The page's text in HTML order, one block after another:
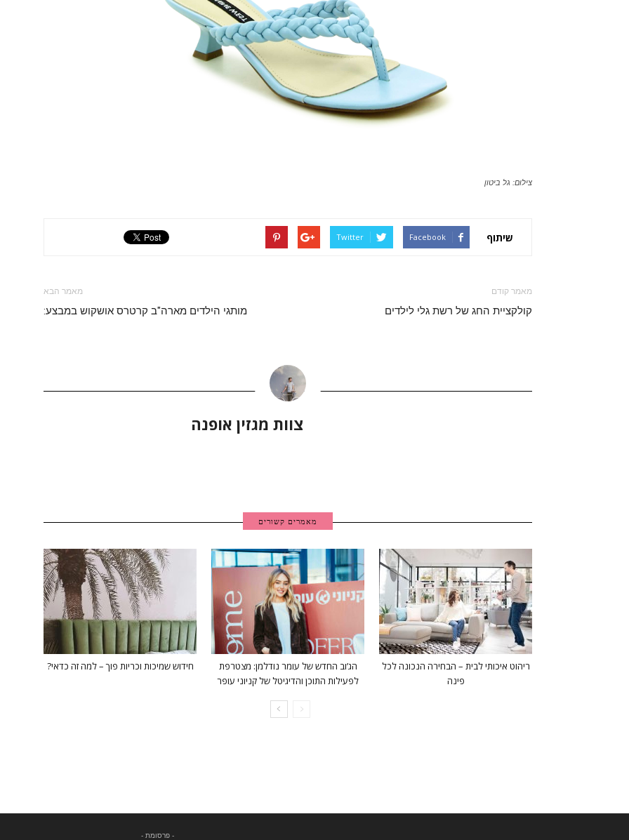
צילום: גל ביטון
שיתוף Facebook
Twitter
מאמר קודם
קולקציית החג של רשת גלי לילדים
מאמר הבא
מותגי הילדים מארה"ב קרטרס אושקוש במבצע:
צוות מגזין אופנה
מאמרים קשורים
ריהוט איכותי לבית – הבחירה הנכונה לכל
פינה
הג’וב החדש של עומר נודלמן: מצטרפת
לפעילות התוכן והדיגיטל של קניוני עופר
חידוש שמיכות וכריות פוך – למה זה כדאי?
- פרסומת -